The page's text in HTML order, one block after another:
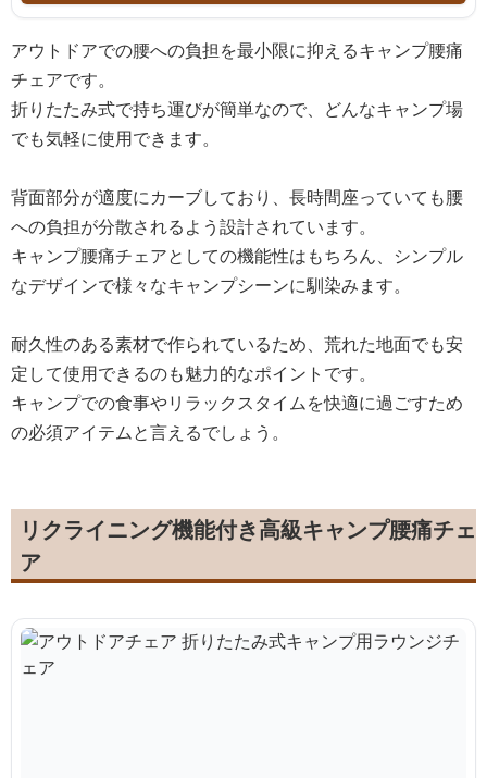
アウトドアでの腰への負担を最小限に抑えるキャンプ腰痛
チェアです。
折りたたみ式で持ち運びが簡単なので、どんなキャンプ場
でも気軽に使用できます。
背面部分が適度にカーブしており、長時間座っていても腰
への負担が分散されるよう設計されています。
キャンプ腰痛チェアとしての機能性はもちろん、シンプル
なデザインで様々なキャンプシーンに馴染みます。
耐久性のある素材で作られているため、荒れた地面でも安
定して使用できるのも魅力的なポイントです。
キャンプでの食事やリラックスタイムを快適に過ごすため
の必須アイテムと言えるでしょう。
リクライニング機能付き高級キャンプ腰痛チェ
ア